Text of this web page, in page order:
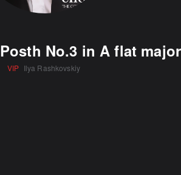
No.3 in A flat major
VIP Ilya Rashkovskiy